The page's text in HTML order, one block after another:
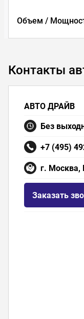
Объем /
Контакты
АВТО ДРАЙВ
Без
+7 (495)
г. Москва,
Заказать